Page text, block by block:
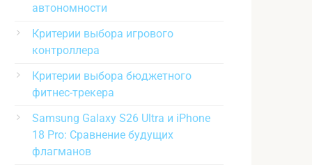
автономности
Критерии выбора игрового
контроллера
Критерии выбора бюджетного
фитнес-трекера
Samsung Galaxy S26 Ultra и iPhone
18 Pro: Сравнение будущих
флагманов